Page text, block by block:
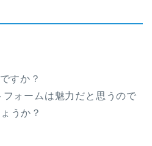
すか？
ォームは魅力だと思うので
うか？